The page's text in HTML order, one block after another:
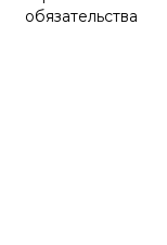
обязательства